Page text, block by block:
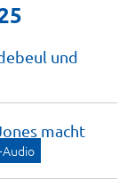
und
macht